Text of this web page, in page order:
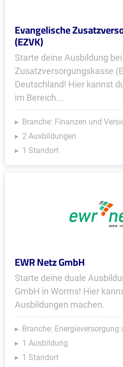
Evangelische
(EZVK)
Starte deine Ausbildung
Zusatzversorgungskasse
Deutschland! Hier kannst
im Bereich...
Branche: Finanzen und
2 Ausbildungen
1 Standort
EWR Netz GmbH
Starte deine duale
GmbH in Worms! Hier
Ausbildungen machen.
Branche:
1 Ausbildung
1 Standort